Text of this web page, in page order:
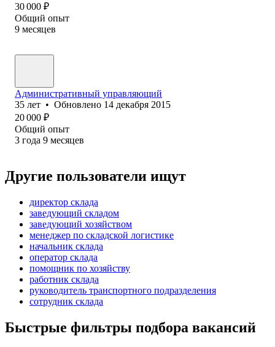
30 000 ₽
Общий опыт
9 месяцев
Административный управляющий
35 лет • Обновлено 14 декабря 2015
20 000 ₽
Общий опыт
3 года 9 месяцев
Другие пользователи ищут
директор склада
заведующий складом
заведующий хозяйством
менеджер по складской логистике
начальник склада
оператор склада
помощник по хозяйству
работник склада
руководитель транспортного подразделения
сотрудник склада
Быстрые фильтры подбора вакансий